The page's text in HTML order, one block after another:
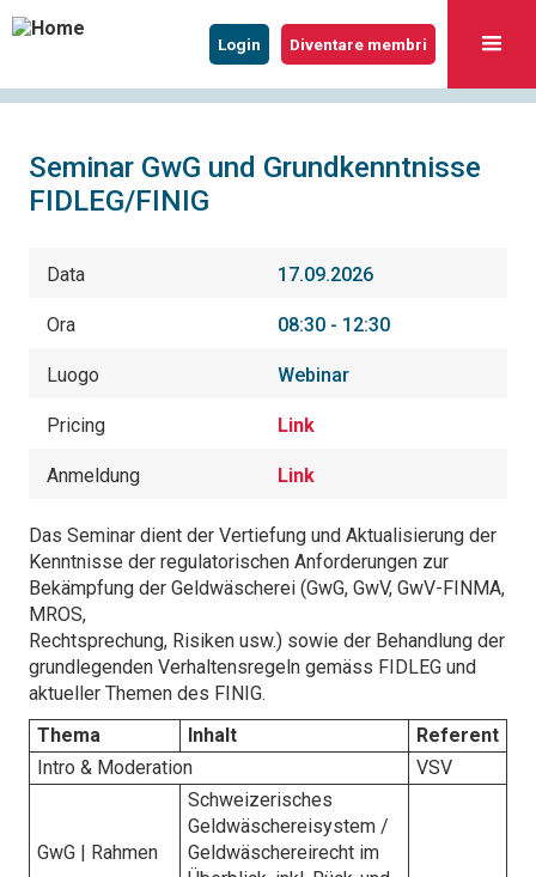
Diventare membri
Login
Seminar GwG und Grundkenntnisse
FIDLEG/FINIG
Data 17.09.2026
Ora 08:30 - 12:30
Luogo Webinar
Pricing Link
Anmeldung Link
Das Seminar dient der Vertiefung und Aktualisierung der
Kenntnisse der regulatorischen Anforderungen zur
Bekämpfung der Geldwäscherei (GwG, GwV, GwV-FINMA,
MROS,
Rechtsprechung, Risiken usw.) sowie der Behandlung der
grundlegenden Verhaltensregeln gemäss FIDLEG und
aktueller Themen des FINIG.
Thema
Inhalt
Referent
Intro & Moderation
VSV
GwG | Rahmen
Schweizerisches
Geldwäschereisystem /
Geldwäschereirecht im